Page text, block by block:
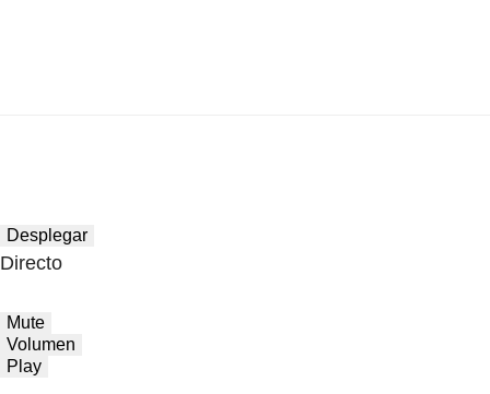
Desplegar
Directo
Mute
Volumen
Play